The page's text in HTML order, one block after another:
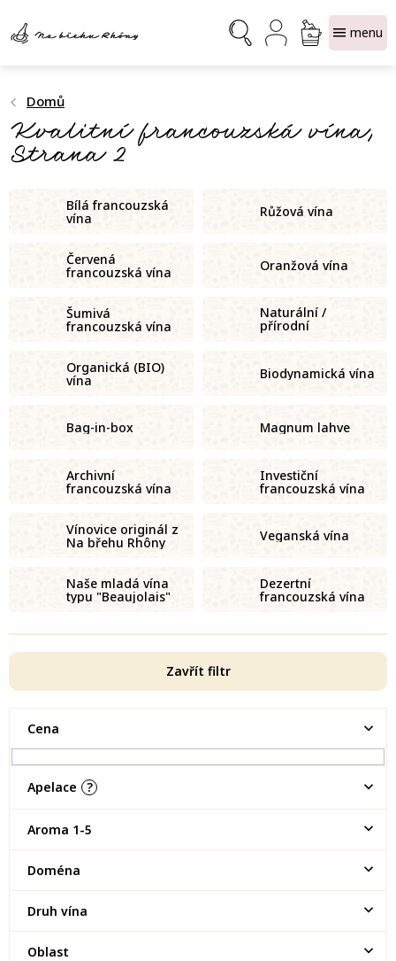
obsah
NÁKUPNÍ
KOŠÍK
Domů
Kvalitní francouzská vína,
Strana 2
Bílá francouzská
vína Růžová vína
Červená
francouzská vína Oranžová vína
Šumivá
francouzská vína
Naturální /
přírodní
francouzská vína
Organická (BIO)
vína Biodynamická vína
Bag-in-box Magnum lahve
Archivní
francouzská vína
Investiční
francouzská vína
Vínovice originál z
Na břehu Rhôny Veganská vína
Naše mladá vína
typu "Beaujolais"
Dezertní
francouzská vína
Zavřít filtr
Cena
Apelace ?
Aroma 1-5
Doména
Druh vína
Oblast